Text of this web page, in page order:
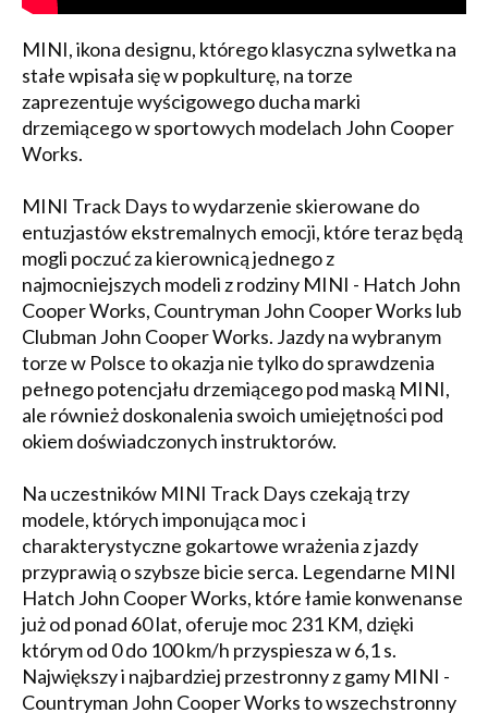
MINI, ikona designu, którego klasyczna sylwetka na
stałe wpisała się w popkulturę, na torze
zaprezentuje wyścigowego ducha marki
drzemiącego w sportowych modelach John Cooper
Works.
MINI Track Days to wydarzenie skierowane do
entuzjastów ekstremalnych emocji, które teraz będą
mogli poczuć za kierownicą jednego z
najmocniejszych modeli z rodziny MINI - Hatch John
Cooper Works, Countryman John Cooper Works lub
Clubman John Cooper Works. Jazdy na wybranym
torze w Polsce to okazja nie tylko do sprawdzenia
pełnego potencjału drzemiącego pod maską MINI,
ale również doskonalenia swoich umiejętności pod
okiem doświadczonych instruktorów.
Na uczestników MINI Track Days czekają trzy
modele, których imponująca moc i
charakterystyczne gokartowe wrażenia z jazdy
przyprawią o szybsze bicie serca. Legendarne MINI
Hatch John Cooper Works, które łamie konwenanse
już od ponad 60 lat, oferuje moc 231 KM, dzięki
którym od 0 do 100 km/h przyspiesza w 6,1 s.
Największy i najbardziej przestronny z gamy MINI -
Countryman John Cooper Works to wszechstronny